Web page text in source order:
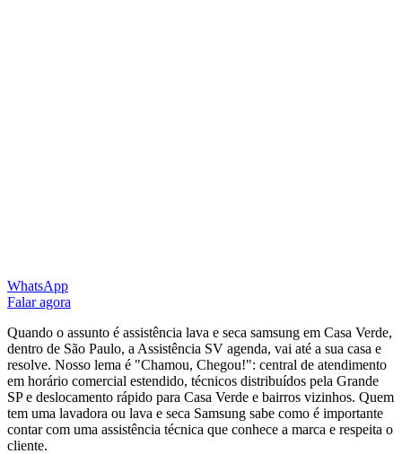
WhatsApp
Falar agora
Quando o assunto é assistência lava e seca samsung em Casa Verde,
dentro de São Paulo, a Assistência SV agenda, vai até a sua casa e
resolve. Nosso lema é "Chamou, Chegou!": central de atendimento
em horário comercial estendido, técnicos distribuídos pela Grande
SP e deslocamento rápido para Casa Verde e bairros vizinhos. Quem
tem uma lavadora ou lava e seca Samsung sabe como é importante
contar com uma assistência técnica que conhece a marca e respeita o
cliente.